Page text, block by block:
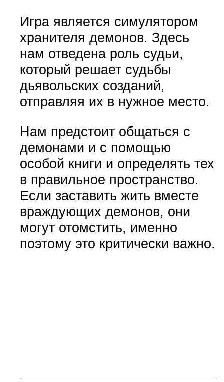
Игра является симулятором
хранителя демонов. Здесь
нам отведена роль судьи,
который решает судьбы
дьявольских созданий,
отправляя их в нужное место.
Нам предстоит общаться с
демонами и с помощью
особой книги и определять тех
в правильное пространство.
Если заставить жить вместе
враждующих демонов, они
могут отомстить, именно
поэтому это критически важно.